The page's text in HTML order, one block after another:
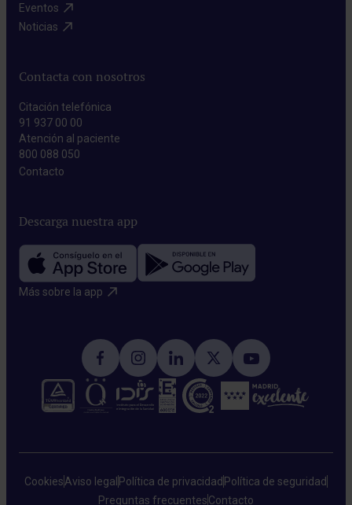
Eventos​
Noticias​
Contacta con nosotros
Citación telefónica
91 937 00 00
Atención al paciente
800 088 050
Contacto​
Descarga nuestra app
Más sobre la app​
CookiesAviso legal Política de privacidad Política de seguridad
Preguntas frecuentesContacto